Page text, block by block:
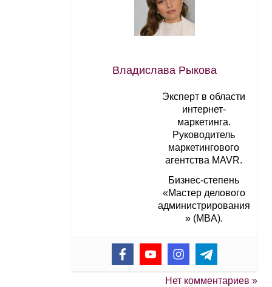
Владислава Рыкова
Эксперт в области
интернет-
маркетинга.
Руководитель
маркетингового
агентства MAVR.
Бизнес-степень
«Мастер делового
администрирования
» (MBA).
Нет комментариев »